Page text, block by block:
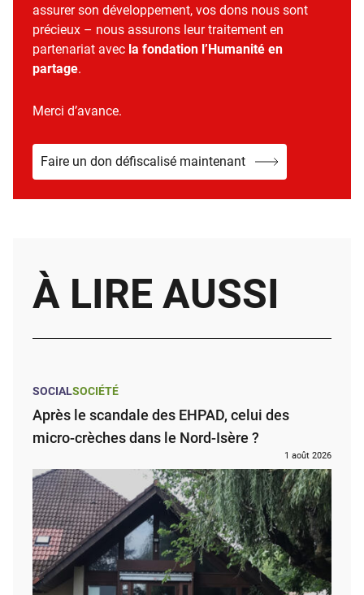
assurer son développement, vos dons nous sont
précieux – nous assurons leur traitement en
partenariat avec la fondation l’Humanité en
partage.
Merci d’avance.
Faire un don défiscalisé maintenant
À LIRE AUSSI
SOCIALSOCIÉTÉ
Après le scandale des EHPAD, celui des
micro-crèches dans le Nord-Isère ?
1 août 2026